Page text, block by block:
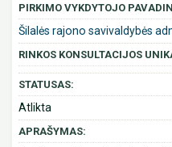
PIRKIMO VYKDYTOJO
Šilalės rajono savivaldybės
RINKOS KONSULTACIJOS
STATUSAS:
Atlikta
APRAŠYMAS: